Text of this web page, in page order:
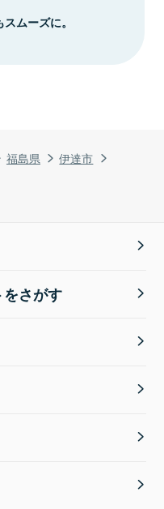
福島県
伊達市
ムーズに。
さがす